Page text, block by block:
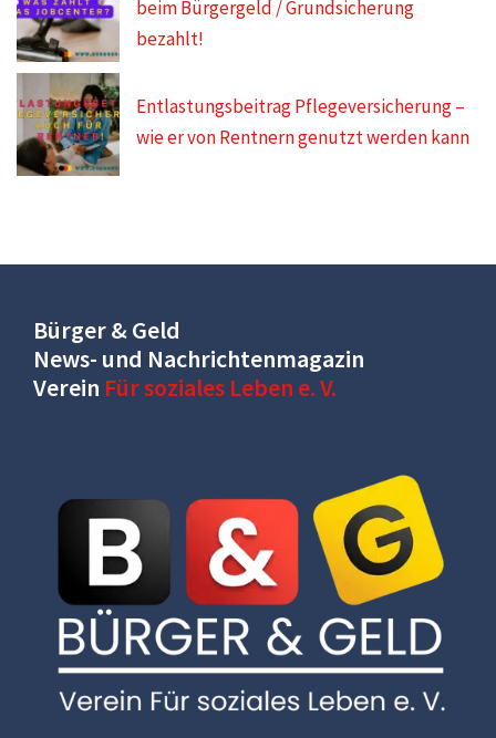
beim Bürgergeld / Grundsicherung
bezahlt!
Entlastungsbeitrag Pflegeversicherung –
wie er von Rentnern genutzt werden kann
Bürger & Geld
News- und Nachrichtenmagazin
Verein Für soziales Leben e. V.